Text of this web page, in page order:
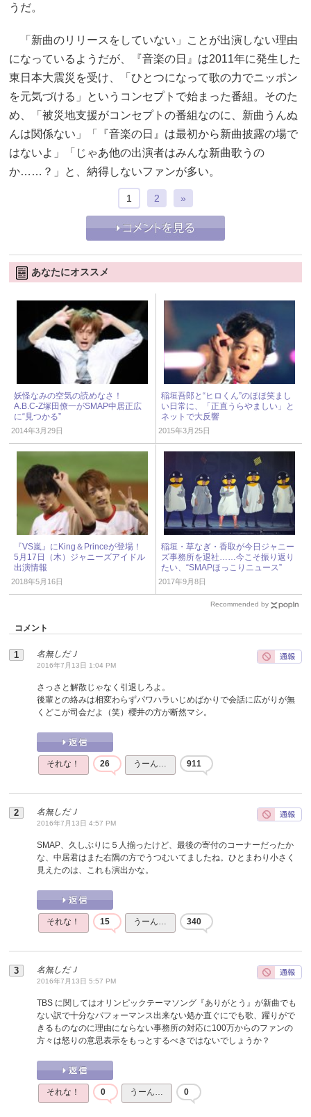
うだ。
「新曲のリリースをしていない」ことが出演しない理由
になっているようだが、『音楽の日』は2011年に発生した
東日本大震災を受け、「ひとつになって歌の力でニッポン
を元気づける」というコンセプトで始まった番組。そのた
め、「被災地支援がコンセプトの番組なのに、新曲うんぬ
んは関係ない」「『音楽の日』は最初から新曲披露の場で
はないよ」「じゃあ他の出演者はみんな新曲歌うの
か……？」と、納得しないファンが多い。
1 2 »
あなたにオススメ
妖怪なみの空気の読めなさ！
A.B.C-Z塚田僚一がSMAP中居正広
に“見つかる”
2014年3月29日
稲垣吾郎と“ヒロくん”のほほ笑まし
い日常に、「正直うらやましい」と
ネットで大反響
2015年3月25日
『VS嵐』にKing＆Princeが登場！
5月17日（木）ジャニーズアイドル
出演情報
2018年5月16日
稲垣・草なぎ・香取が今日ジャニー
ズ事務所を退社……今こそ振り返り
たい、“SMAPほっこりニュース”
2017年9月8日
Recommended by
コメント
名無しだＪ
2016年7月13日 1:04 PM
さっさと解散じゃなく引退しろよ。
後輩との絡みは相変わらずパワハラいじめばかりで会話に広がりが無
くどこが司会だよ（笑）櫻井の方が断然マシ。
それな！ 26 うーん… 911
名無しだＪ
2016年7月13日 4:57 PM
SMAP、久しぶりに５人揃ったけど、最後の寄付のコーナーだったか
な、中居君はまた右隅の方でうつむいてましたね。ひとまわり小さく
見えたのは、これも演出かな。
それな！ 15 うーん… 340
名無しだＪ
2016年7月13日 5:57 PM
TBS に関してはオリンピックテーマソング『ありがとう』が新曲でも
ない訳で十分なパフォーマンス出来ない処か直ぐにでも歌、躍りがで
きるものなのに理由にならない事務所の対応に100万からのファンの
方々は怒りの意思表示をもっとするべきではないでしょうか？
それな！ 0 うーん… 0